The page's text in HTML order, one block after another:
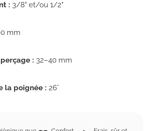
: 3/8" et/ou 1/2"
mm
: 32–40 mm
la poignée : 26°